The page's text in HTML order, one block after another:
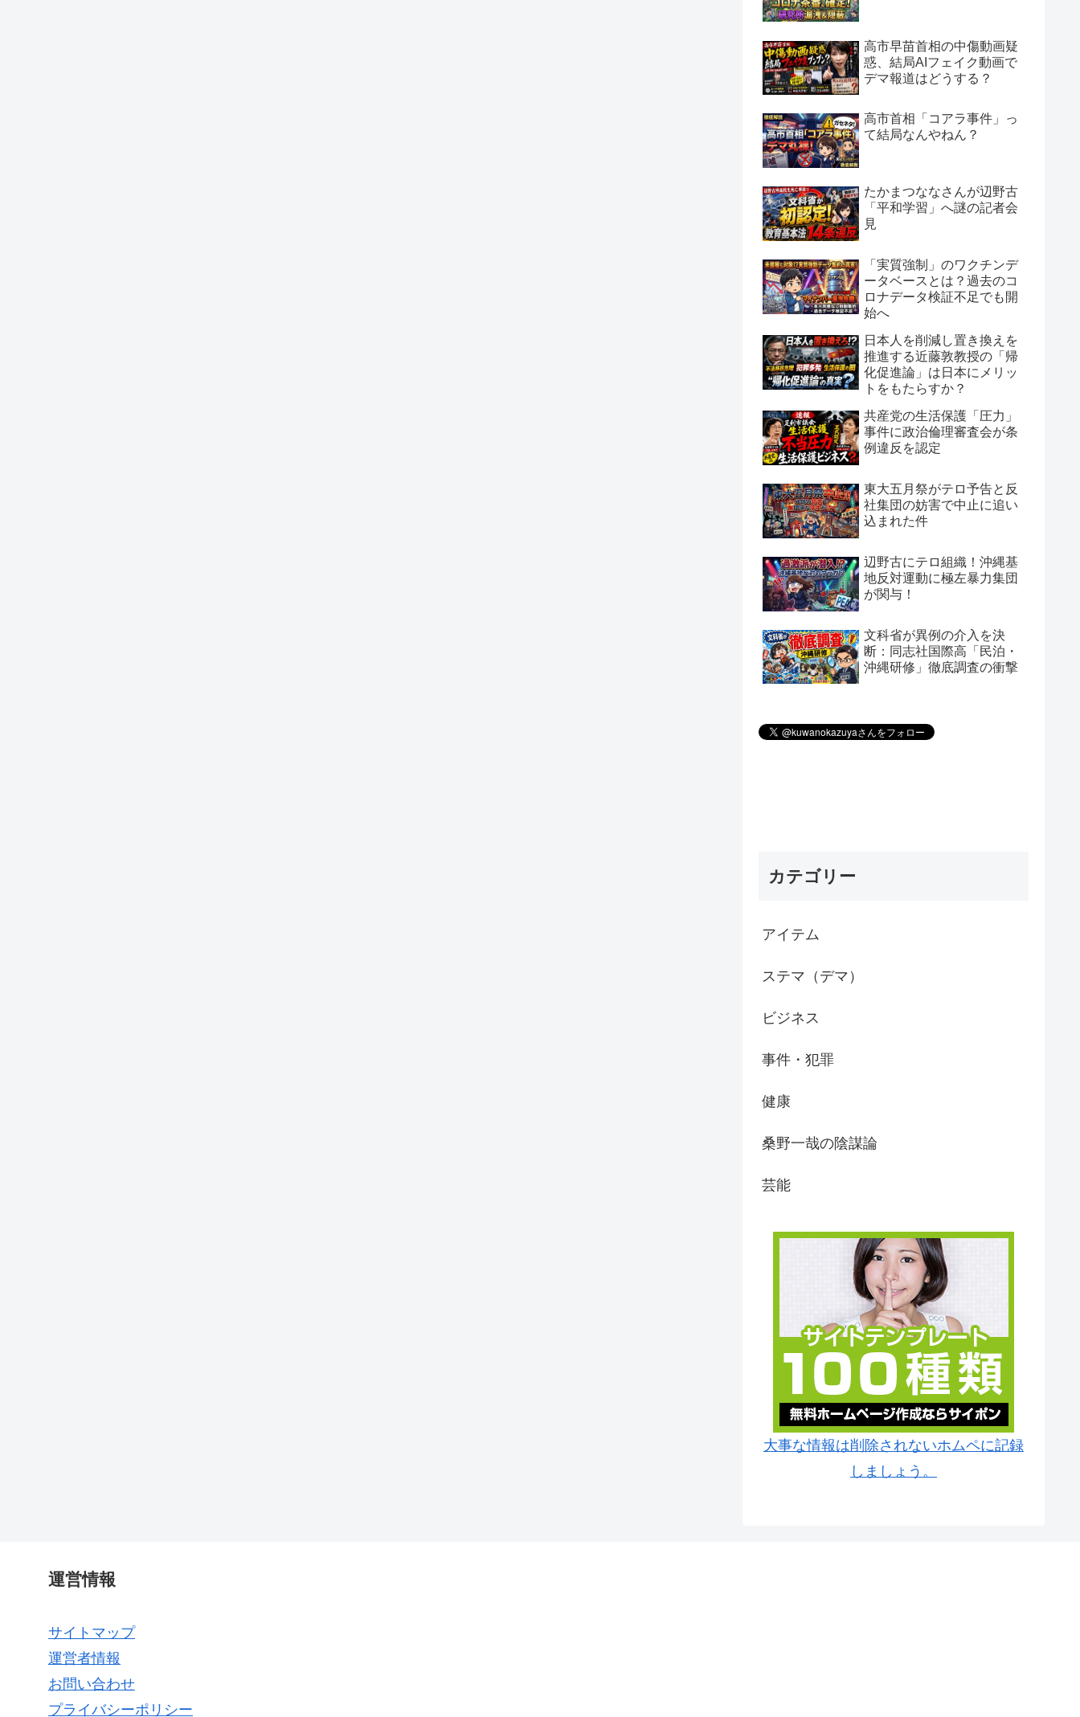
高市早苗首相の中傷動画疑
惑、結局AIフェイク動画で
デマ報道はどうする？
高市首相「コアラ事件」っ
て結局なんやねん？
たかまつななさんが辺野古
「平和学習」へ謎の記者会
見
「実質強制」のワクチンデ
ータベースとは？過去のコ
ロナデータ検証不足でも開
始へ
日本人を削減し置き換えを
推進する近藤敦教授の「帰
化促進論」は日本にメリッ
トをもたらすか？
共産党の生活保護「圧力」
事件に政治倫理審査会が条
例違反を認定
東大五月祭がテロ予告と反
社集団の妨害で中止に追い
込まれた件
辺野古にテロ組織！沖縄基
地反対運動に極左暴力集団
が関与！
文科省が異例の介入を決
断：同志社国際高「民泊・
沖縄研修」徹底調査の衝撃
カテゴリー
アイテム
ステマ（デマ）
ビジネス
事件・犯罪
健康
桑野一哉の陰謀論
芸能
大事な情報は削除されないホムペに記録
しましょう。
運営情報
サイトマップ
運営者情報
お問い合わせ
プライバシーポリシー